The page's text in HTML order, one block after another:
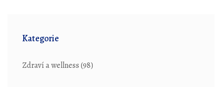
Kategorie
Zdraví a wellness(98)